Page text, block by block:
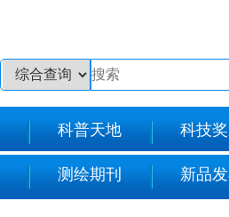
科普天地 科技
测绘期刊 新品